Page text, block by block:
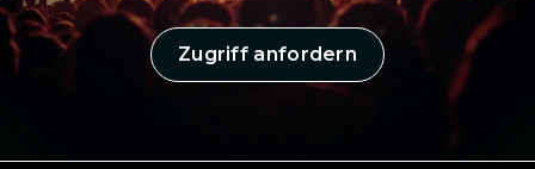
Zugriff anfordern